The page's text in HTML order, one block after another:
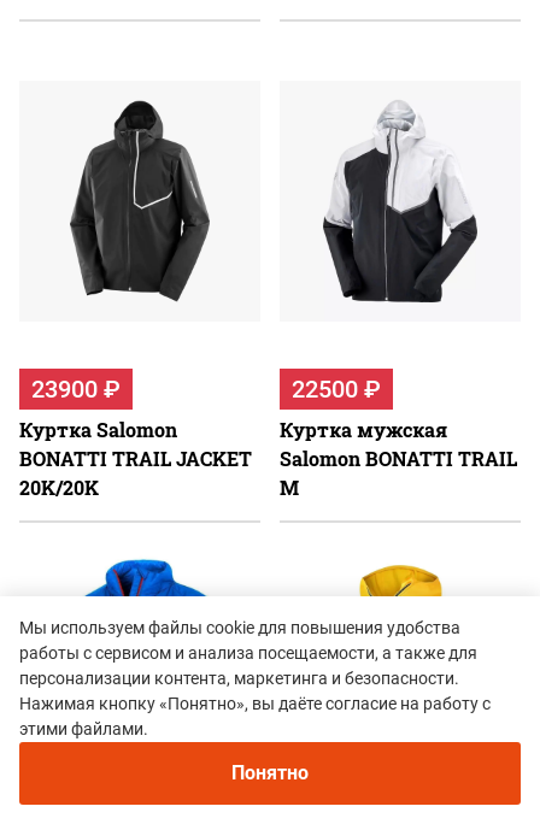
23900 ₽
Куртка Salomon
BONATTI TRAIL JACKET
20K/20K
22500 ₽
Куртка мужская
Salomon BONATTI TRAIL
М
Мы используем файлы cookie для повышения удобства
работы с сервисом и анализа посещаемости, а также для
персонализации контента, маркетинга и безопасности.
Нажимая кнопку «Понятно», вы даёте согласие на работу с
этими файлами.
Понятно